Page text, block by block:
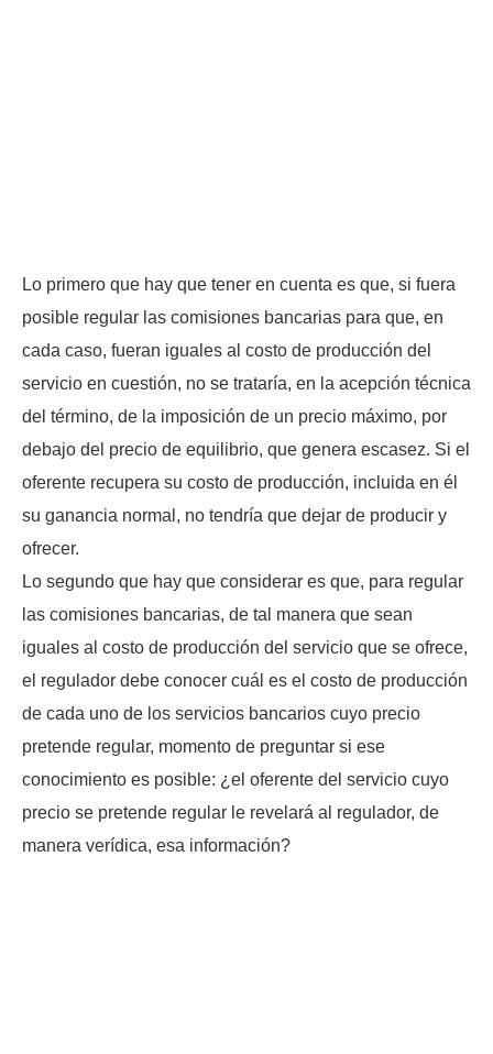
Lo primero que hay que tener en cuenta es que, si fuera
posible regular las comisiones bancarias para que, en
cada caso, fueran iguales al costo de producción del
servicio en cuestión, no se trataría, en la acepción técnica
del término, de la imposición de un precio máximo, por
debajo del precio de equilibrio, que genera escasez. Si el
oferente recupera su costo de producción, incluida en él
su ganancia normal, no tendría que dejar de producir y
ofrecer.
Lo segundo que hay que considerar es que, para regular
las comisiones bancarias, de tal manera que sean
iguales al costo de producción del servicio que se ofrece,
el regulador debe conocer cuál es el costo de producción
de cada uno de los servicios bancarios cuyo precio
pretende regular, momento de preguntar si ese
conocimiento es posible: ¿el oferente del servicio cuyo
precio se pretende regular le revelará al regulador, de
manera verídica, esa información?